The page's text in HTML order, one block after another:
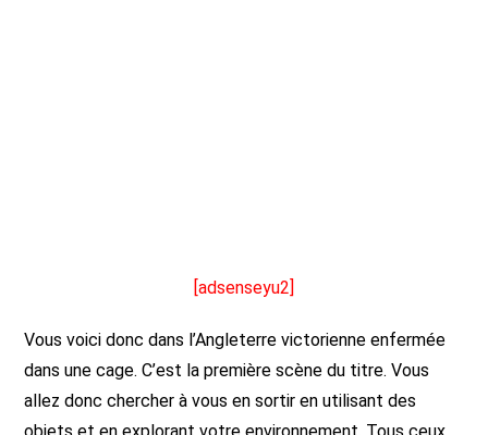
[adsenseyu2]
Vous voici donc dans l’Angleterre victorienne enfermée
dans une cage. C’est la première scène du titre. Vous
allez donc chercher à vous en sortir en utilisant des